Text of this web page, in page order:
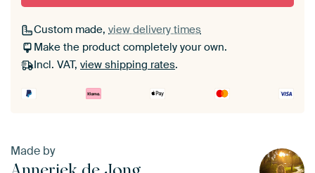
Custom made, view delivery times
Make the product completely your own.
Incl. VAT, view shipping rates.
Made by